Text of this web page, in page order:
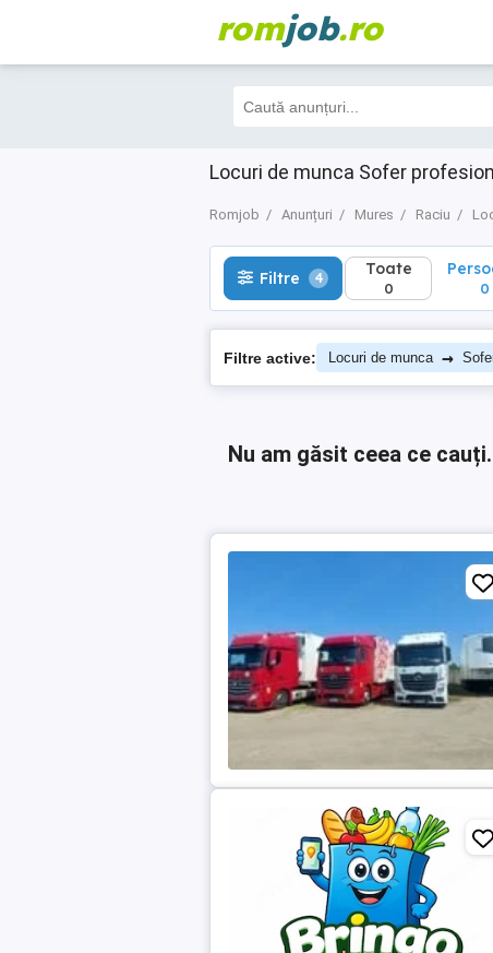
romjob.ro
Locuri de munca Sofer
Romjob Anunțuri Mures Raciu
Filtre 4 Toate
0
Filtre 4 Toate
0 0
Filtre active: Locuri de munca →
Nu am găsit ceea ce cauți.